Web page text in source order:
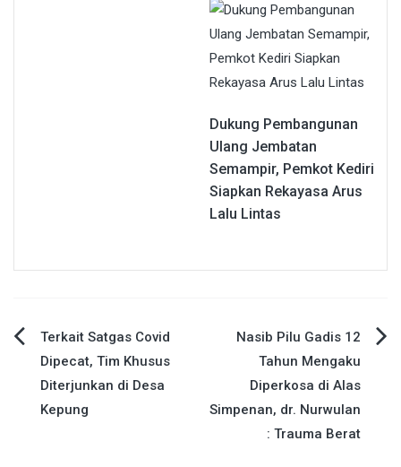
Dukung Pembangunan
Ulang Jembatan
Semampir, Pemkot Kediri
Siapkan Rekayasa Arus
Lalu Lintas
Navigasi
pos
Terkait Satgas Covid
Dipecat, Tim Khusus
Diterjunkan di Desa
Kepung
Nasib Pilu Gadis 12
Tahun Mengaku
Diperkosa di Alas
Simpenan, dr. Nurwulan
: Trauma Berat